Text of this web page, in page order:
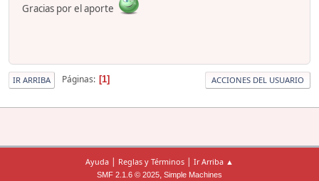
Gracias por el aporte
IR ARRIBA Páginas 1 ACCIONES DEL USUARIO
Ayuda | Reglas y Términos | Ir Arriba ▲
SMF 2.1.6 © 2025, Simple Machines